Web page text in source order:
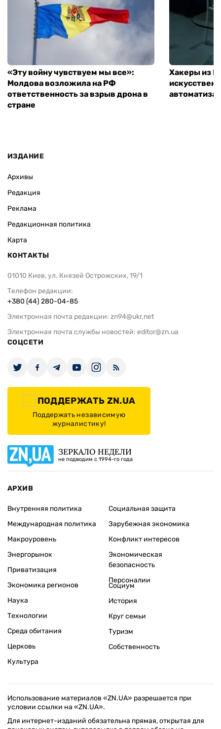
«Эту войну чувствуем мы все»:
Молдова возложила на РФ
ответственность за взрыв дрона в
стране
Хакеры из
ИЗДАНИЕ
Архивы
Редакция
Реклама
Редакционная политика
Карта
КОНТАКТЫ
01010 Киев, ул. Князей Острожских, 19/1
Телефон редакции:
+380 (44) 280-04-85
Электронная почта редакции: zn94@ukr.net
Электронная почта службы новостей: editor@zn.ua
СОЦСЕТИ
ПОДДЕРЖАТЬ ZN.UA
Поддержать независимую
журналистику!
ЗЕРКАЛО НЕДЕЛИ
не подводим с 1994-го года
АРХИВ
Внутренняя политика
Международная политика
Макроуровень
Энергорынок
Приватизация
Экономика регионов
Социальная защита
Зарубежная экономика
Конфликт интересов
Экономическая
безопасность
Персоналии
Наука
Технологии
Среда обитания
Церковь
Культура
Социум
История
Круг семьи
Туризм
Собственность
Использование материалов «ZN.UA» разрешается при
условии ссылки на «ZN.UA».
Для интернет-изданий обязательна прямая, открытая для